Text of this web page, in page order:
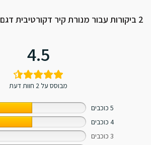
2 ביקורות עבור מנורת קיר דקורטיבית דגם VIDA
4.5
מבוסס על 2 חוות דעת
5 כוכבים
4 כוכבים
3 כוכבים